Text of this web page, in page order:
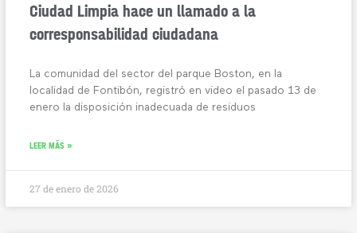
Ciudad Limpia hace un llamado a la
corresponsabilidad ciudadana
La comunidad del sector del parque Boston, en la
localidad de Fontibón, registró en video el pasado 13 de
enero la disposición inadecuada de residuos
LEER MÁS »
27 de enero de 2026